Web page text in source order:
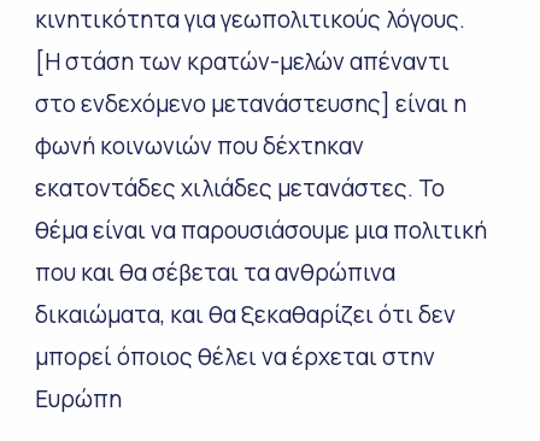
κινητικότητα για γεωπολιτικούς λόγους.
[Η στάση των κρατών-μελών απέναντι
στο ενδεχόμενο μετανάστευσης] είναι η
φωνή κοινωνιών που δέχτηκαν
εκατοντάδες χιλιάδες μετανάστες. Το
θέμα είναι να παρουσιάσουμε μια πολιτική
που και θα σέβεται τα ανθρώπινα
δικαιώματα, και θα ξεκαθαρίζει ότι δεν
μπορεί όποιος θέλει να έρχεται στην
Ευρώπη